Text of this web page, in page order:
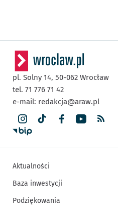
pl. Solny 14, 50-062 Wrocław
tel. 71 776 71 42
e-mail: redakcja@araw.pl
Aktualności
Baza inwestycji
Podziękowania